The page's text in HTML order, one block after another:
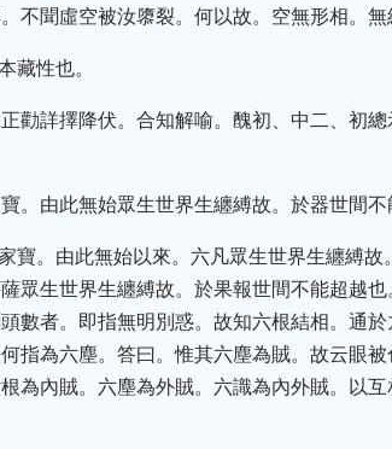
不聞虛空被汝隳裂。何以故。空無形相。無
藏性也。
勸詳擇降伏。合知解喻。醜初、中二、初總
。由此無始眾生世界生纏縛故。於器世間不
寶。由此無始以來。六凡眾生世界生纏縛故
眾生世界生纏縛故。於果報世間不能超越
數者。即指無明別惑。故知六根結相。通
指為六塵。答曰。惟其六塵為賊。故云眼
為內賊。六塵為外賊。六識為內外賊。以